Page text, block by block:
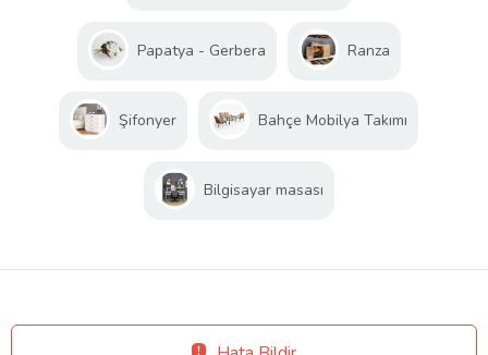
Papatya - Gerbera Ranza
Şifonyer Bahçe Mobilya Takımı
Bilgisayar masası